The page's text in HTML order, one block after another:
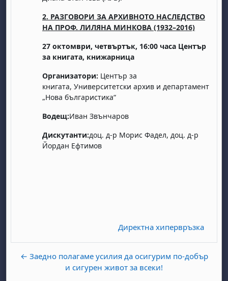
2. РАЗГОВОРИ ЗА АРХИВНОТО НАСЛЕДСТВО
НА ПРОФ. ЛИЛЯНА МИНКОВА (1932–2016)
27 октомври, четвъртък, 16:00 часа Център
за книгата, книжарница
Организатори: Център за
книгата, Университетски архив и департамент
„Нова българистика“
Водещ:Иван Звънчаров
Дискутанти:доц. д-р Морис Фадел, доц. д-р
Йордан Ефтимов
Директна хипервръзка
← Заедно полагаме усилия да осигурим по-добър
и сигурен живот за всеки!
1 август
неделя, 2 август
8 август
неделя, 9 август
15 август
неделя, 16 август
22 август
неделя, 23 август